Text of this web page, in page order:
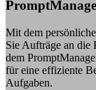
Mit dem
Sie Aufträge an die
dem
für eine effiziente
Aufgaben.